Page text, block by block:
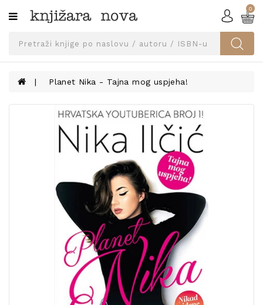
Kategorije
SVEUČILIŠNA
UDŽBENICI
KNJIGE
PRIBOR
UDŽBENIKE!
0
Planet Nika - Tajna mog uspjeha!